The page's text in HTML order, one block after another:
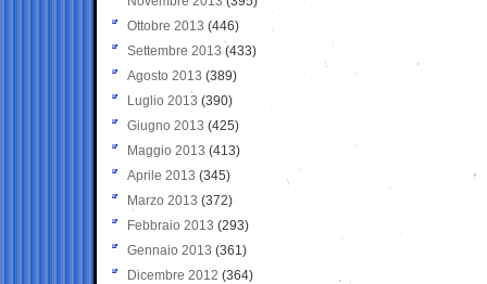
Ottobre 2013 (446)
Settembre 2013 (433)
Agosto 2013 (389)
Luglio 2013 (390)
Giugno 2013 (425)
Maggio 2013 (413)
Aprile 2013 (345)
Marzo 2013 (372)
Febbraio 2013 (293)
Gennaio 2013 (361)
Dicembre 2012 (364)